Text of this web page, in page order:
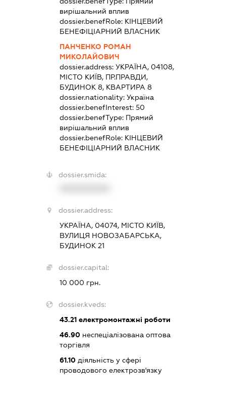
вирішальний вплив
dossier.benefRole: КІНЦЕВИЙ
БЕНЕФІЦІАРНИЙ ВЛАСНИК
ПАНЧЕНКО РОМАН
МИКОЛАЙОВИЧ
dossier.address:УКРАЇНА, 04108,
МІСТО КИЇВ, ПР.ПРАВДИ,
БУДИНОК 8, КВАРТИРА 8
dossier.nationality:Україна
dossier.benefInterest:50
dossier.benefType: Прямий
вирішальний вплив
dossier.benefRole: КІНЦЕВИЙ
БЕНЕФІЦІАРНИЙ ВЛАСНИК
dossier.smida:
dossier.address:
УКРАЇНА, 04074, МІСТО КИЇВ,
ВУЛИЦЯ НОВОЗАБАРСЬКА,
БУДИНОК 21
dossier.capital:
10 000 грн.
dossier.kveds:
43.21 електромонтажні роботи
46.90 неспеціалізована оптова
торгівля
61.10 діяльність у сфері
проводового електрозв'язку